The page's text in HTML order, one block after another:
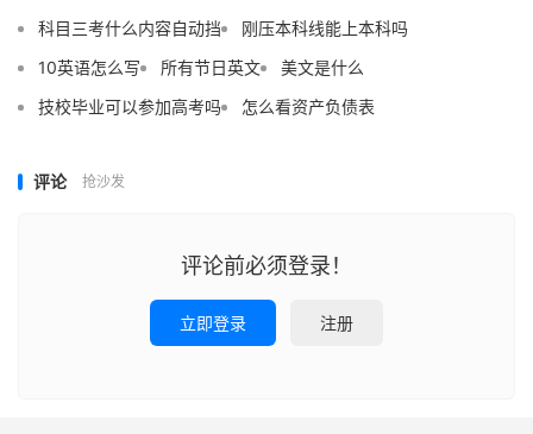
科目三考什么内容自动挡
刚压本科线能上本科吗
10英语怎么写
所有节日英文
美文是什么
技校毕业可以参加高考吗
怎么看资产负债表
评论 抢沙发
评论前必须登录！
立即登录 注册